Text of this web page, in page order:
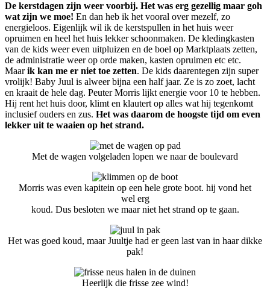
De kerstdagen zijn weer voorbij. Het was erg gezellig maar goh
wat zijn we moe! En dan heb ik het vooral over mezelf, zo
energieloos. Eigenlijk wil ik de kerstspullen in het huis weer
opruimen en heel het huis lekker schoonmaken. De kledingkasten
van de kids weer even uitpluizen en de boel op Marktplaats zetten,
de administratie weer op orde maken, kasten opruimen etc etc.
Maarik kan me er niet toe zetten. De kids daarentegen zijn super
vrolijk! Baby Juul is alweer bijna een half jaar. Ze is zo zoet, lacht
en kraait de hele dag. Peuter Morris lijkt energie voor 10 te hebben.
Hij rent het huis door, klimt en klautert op alles wat hij tegenkomt
inclusief ouders en zus. Het was daarom de hoogste tijd om even
lekker uit te waaien op het strand.
Met de wagen volgeladen lopen we naar de boulevard
Morris was even kapitein op een hele grote boot. hij vond het
wel erg
koud. Dus besloten we maar niet het strand op te gaan.
Het was goed koud, maar Juultje had er geen last van in haar dikke
pak!
Heerlijk die frisse zee wind!